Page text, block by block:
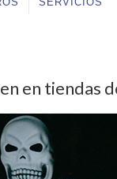
en tiendas